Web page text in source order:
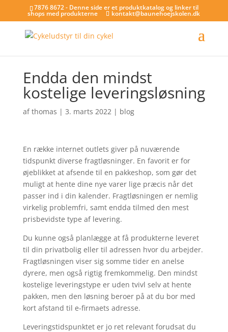
7876 8672 - Denne side er et produktkatalog og linker til
shops med produkterne kontakt@baunehoejskolen.dk
Endda den mindst
kostelige leveringsløsning
afthomas | 3. marts 2022| blog
En række internet outlets giver på nuværende
tidspunkt diverse fragtløsninger. En favorit er for
øjeblikket at afsende til en pakkeshop, som gør det
muligt at hente dine nye varer lige præcis når det
passer ind i din kalender. Fragtløsningen er nemlig
virkelig problemfri, samt endda tilmed den mest
prisbevidste type af levering.
Du kunne også planlægge at få produkterne leveret
til din privatbolig eller til adressen hvor du arbejder.
Fragtløsningen viser sig somme tider en anelse
dyrere, men også rigtig fremkommelig. Den mindst
kostelige leveringstype er uden tvivl selv at hente
pakken, men den løsning beroer på at du bor med
kort afstand til e-firmaets adresse.
Leveringstidspunktet er jo ret relevant forudsat du